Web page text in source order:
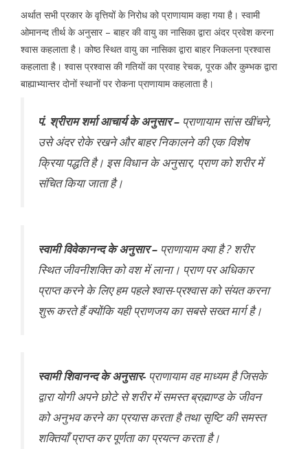
अर्थात सभी प्रकार के वृत्तियों के निरोध को प्राणायाम कहा गया है। स्वामी
ओमानन्द तीर्थ के अनुसार – बाहर की वायु का नासिका द्वारा अंदर प्रवेश करना
श्वास कहलाता है। कोष्ठ स्थित वायु का नासिका द्वारा बाहर निकलना प्रश्वास
कहलाता है। श्वास प्रश्वास की गतियों का प्रवाह रेचक, पूरक और कुम्भक द्वारा
बाह्याभ्यान्तर दोनों स्थानों पर रोकना प्राणायाम कहलाता है।
पं. श्रीराम शर्मा आचार्य के अनुसार – प्राणायाम सांस खींचने,
उसे अंदर रोके रखने और बाहर निकालने की एक विशेष
क्रिया पद्धति है। इस विधान के अनुसार, प्राण को शरीर में
संचित किया जाता है।
स्वामी विवेकानन्द के अनुसार – प्राणायाम क्या है ? शरीर
स्थित जीवनीशक्ति को वश में लाना। प्राण पर अधिकार
प्राप्त करने के लिए हम पहले श्वास-प्रश्वास को संयत करना
शुरू करते हैं क्योंकि यही प्राणजय का सबसे सख्त मार्ग है।
स्वामी शिवानन्द के अनुसार- प्राणायाम वह माध्यम है जिसके
द्वारा योगी अपने छोटे से शरीर में समस्त ब्रह्माण्ड के जीवन
को अनुभव करने का प्रयास करता है तथा सृष्टि की समस्त
शक्तियाँ प्राप्त कर पूर्णता का प्रयत्न करता है।